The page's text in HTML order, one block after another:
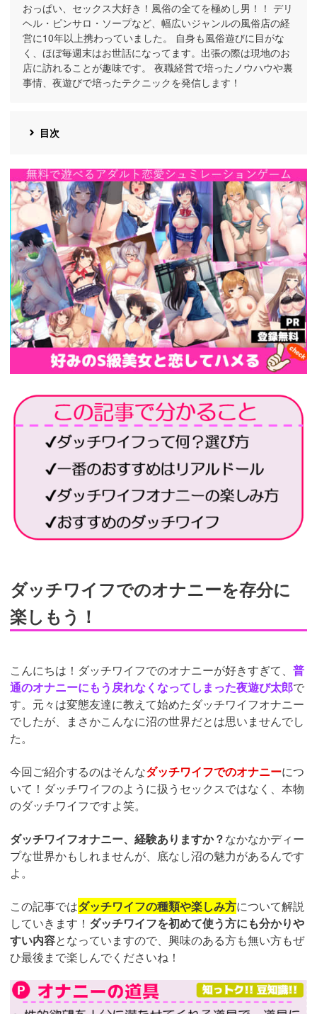
おっぱい、セックス大好き！風俗の全てを極めし男！！ デリ
ヘル・ピンサロ・ソープなど、幅広いジャンルの風俗店の経
営に10年以上携わっていました。 自身も風俗遊びに目がな
く、ほぼ毎週末はお世話になってます。出張の際は現地のお
店に訪れることが趣味です。 夜職経営で培ったノウハウや裏
事情、夜遊びで培ったテクニックを発信します！
目次
https://cv-
measurement.com/ad/p/r?
medium=191&ad=1692&creative=1386
ダッチワイフでのオナニーを存分に
楽しもう！
こんにちは！ダッチワイフでのオナニーが好きすぎて、 普
通のオナニーにもう戻れなくなってしまった夜遊び太郎で
す。元々は変態友達に教えて始めたダッチワイフオナニー
でしたが、まさかこんなに沼の世界だとは思いませんでし
た。
今回ご紹介するのはそんなダッチワイフでのオナニーにつ
いて！ダッチワイフのように扱うセックスではなく、本物
のダッチワイフですよ笑。
ダッチワイフオナニー、経験ありますか？なかなかディー
プな世界かもしれませんが、底なし沼の魅力があるんです
よ。
この記事ではダッチワイフの種類や楽しみ方について解説
していきます！ ダッチワイフを初めて使う方にも分かりや
すい内容となっていますので、興味のある方も無い方もぜ
ひ最後まで楽しんでくださいね！